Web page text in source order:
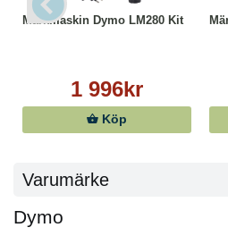
Märkmaskin Dymo LM280 Kit
1 996kr
Köp
Varumärke
Dymo